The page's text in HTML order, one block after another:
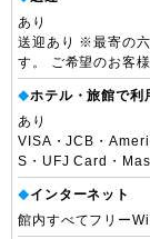
あり
送迎あり ※最寄の
す。 ご希望のお客
◆ホテル・旅館で利
あり
VISA・JCB・
S・UFJ Card・
◆インターネット
館内すべてフリー